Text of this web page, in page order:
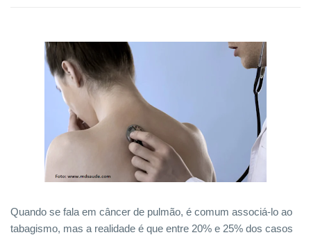
Quando se fala em câncer de pulmão, é comum associá-lo ao
tabagismo, mas a realidade é que entre 20% e 25% dos casos